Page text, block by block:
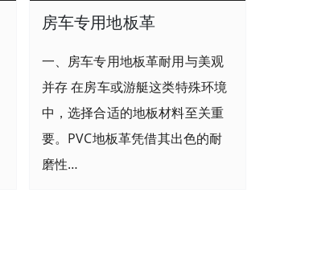
房车专用地板革
一、房车专用地板革耐用与美观
并存 在房车或游艇这类特殊环境
中，选择合适的地板材料至关重
要。PVC地板革凭借其出色的耐
磨性…